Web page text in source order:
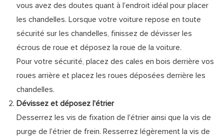
vous avez des doutes quant à l'endroit idéal pour placer
les chandelles. Lorsque votre voiture repose en toute
sécurité sur les chandelles, finissez de dévisser les
écrous de roue et déposez la roue de la voiture.
Pour votre sécurité, placez des cales en bois derrière vos
roues arrière et placez les roues déposées derrière les
chandelles.
Dévissez et déposez l'étrier
Desserrez les vis de fixation de l'étrier ainsi que la vis de
purge de l'étrier de frein. Resserrez légèrement la vis de